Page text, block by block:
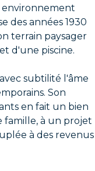
environnement
des années 1930
terrain paysager
d'une piscine.
subtilité l'âme
Son
en fait un bien
famille, à un projet
à des revenus